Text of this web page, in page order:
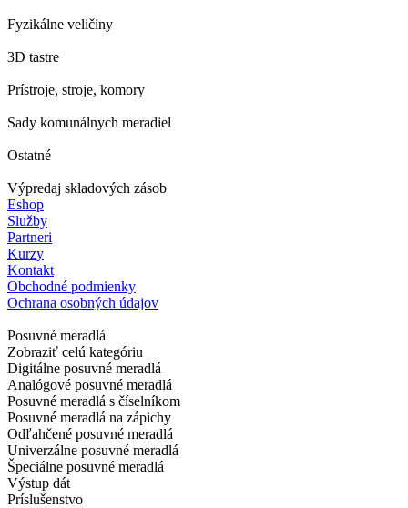
Fyzikálne veličiny
3D tastre
Prístroje, stroje, komory
Sady komunálnych meradiel
Ostatné
Výpredaj skladových zásob
Eshop
Služby
Partneri
Kurzy
Kontakt
Obchodné podmienky
Ochrana osobných údajov
Posuvné meradlá
Zobraziť celú kategóriu
Digitálne posuvné meradlá
Analógové posuvné meradlá
Posuvné meradlá s číselníkom
Posuvné meradlá na zápichy
Odľahčené posuvné meradlá
Univerzálne posuvné meradlá
Špeciálne posuvné meradlá
Výstup dát
Príslušenstvo